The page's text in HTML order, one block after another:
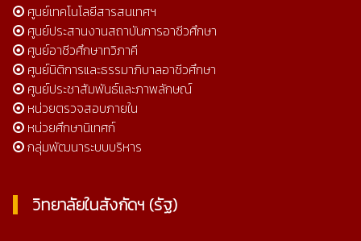
ศูนย์เทคโนโลยีสารสนเทศฯ
ศูนย์ประสานงานสถาบันการอาชีวศึกษา
ศูนย์อาชีวศึกษาทวิภาคี
ศูนย์นิติการและธรรมาภิบาลอาชีวศึกษา
ศูนย์ประชาสัมพันธ์และภาพลักษณ์
หน่วยตรวจสอบภายใน
หน่วยศึกษานิเทศก์
กลุ่มพัฒนาระบบบริหาร
วิทยาลัยในสังกัดฯ (รัฐ)